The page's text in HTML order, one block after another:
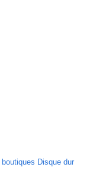
Disque dur